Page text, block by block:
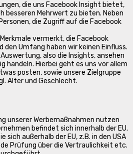
die uns Facebook Insight bietet,
besseren Mehrwert zu bieten. Neben
die Zugriff auf die Facebook
vermerkt, die Facebook
Umfang haben wir keinen Einfluss.
also die Insights, ansehen
handeln. Hierbei geht es uns vor allem
posten, sowie unsere Zielgruppe
Alter und Geschlecht.
unserer Werbemaßnahmen nutzen
befindet sich innerhalb der EU.
sich außerhalb der EU, z.B. in den USA
Prüfung über die Vertraulichkeit etc.